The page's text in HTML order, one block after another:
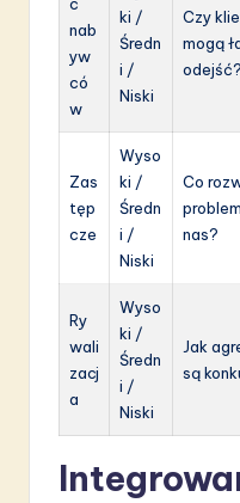
c
nab
yw
có
w
ki /
Średn
i /
Niski
Czy
mogą
odejść?
Zas
tęp
cze
Wyso
ki /
Średn
i /
Niski
Co
nas?
Ry
wali
zacj
a
Wyso
ki /
Średn
i /
Niski
Jak
są